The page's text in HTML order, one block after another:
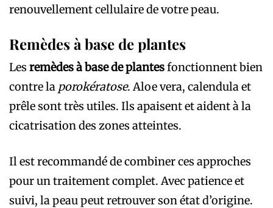
renouvellement cellulaire de votre peau.
Remèdes à base de plantes
Les remèdes à base de plantesfonctionnent bien
contre la porokératose. Aloe vera, calendula et
prêle sont très utiles. Ils apaisent et aident à la
cicatrisation des zones atteintes.
Il est recommandé de combiner ces approches
pour un traitement complet. Avec patience et
suivi, la peau peut retrouver son état d’origine.